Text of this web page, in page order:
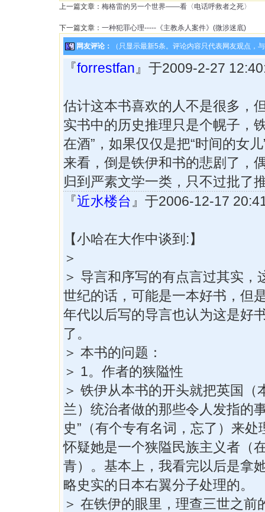
上一篇文章： 梅格雷的另一个世界——看〈电话呼救者之死〉
下一篇文章： 一种犯罪心理-----《主教杀人案件》(微涉迷底)
网友评论： （只显示最新5条。评论内容只代表网友观点，
『forrestfan 』于2009-2-27
估计这本书喜欢的人不是很多，
实书中的历史推理只是个幌子，
在酒”，如果仅仅是把“时间的女
来看，倒是铁伊和书的悲剧了，
归到严素文学一类，只不过批了
『近水楼台 』于2006-12-17
【小哈在大作中谈到:】
＞
＞ 导言和序写的有点言过其实，
世纪的话，可能是一本好书，但
年代以后写的导言也认为这是好
了。
＞ 本书的问题：
＞ 1。作者的狭隘性
＞ 铁伊从本书的开头就把英国（
兰）统治者做的那些令人发指的
史”（有个专有名词，忘了）来处
怀疑她是一个狭隘民族主义者（
青）。基本上，我看完以后是拿
略史实的日本右翼分子处理的。
＞ 在铁伊的眼里，理查三世之前